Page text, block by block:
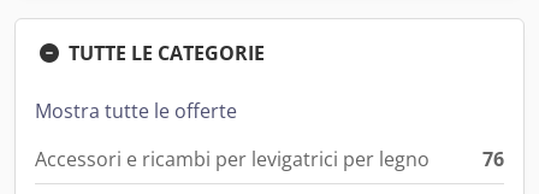
TUTTE LE CATEGORIE
Mostra tutte le offerte
Accessori e ricambi per levigatrici per legno
76